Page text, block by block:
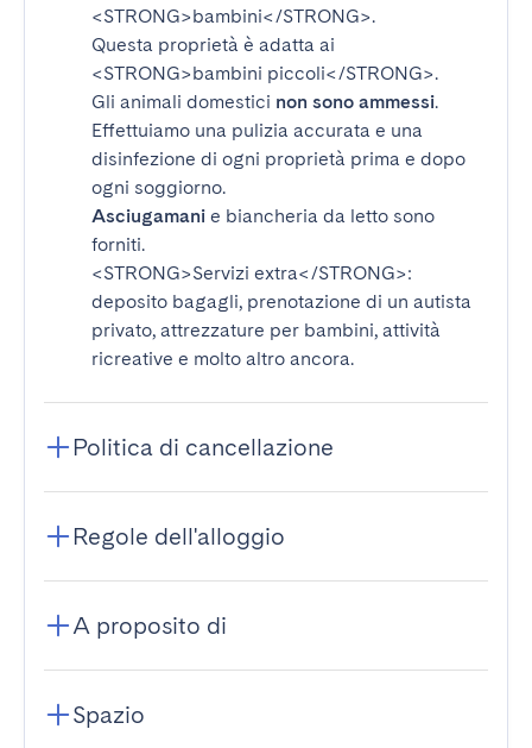
<STRONG>bambini</STRONG>.
Questa proprietà è adatta ai
<STRONG>bambini piccoli</STRONG>.
Gli animali domestici non sono ammessi.
Effettuiamo una pulizia accurata e una
disinfezione di ogni proprietà prima e dopo
ogni soggiorno.
Asciugamani e biancheria da letto sono
forniti.
<STRONG>Servizi extra</STRONG>:
deposito bagagli, prenotazione di un autista
privato, attrezzature per bambini, attività
ricreative e molto altro ancora.
Politica di cancellazione
Regole dell'alloggio
A proposito di
Spazio